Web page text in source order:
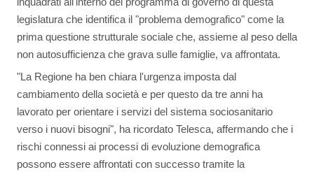
legislatura che identifica il "problema demografico" come la
prima questione strutturale sociale che, assieme al peso della
non autosufficienza che grava sulle famiglie, va affrontata.
"La Regione ha ben chiara l'urgenza imposta dal
cambiamento della società e per questo da tre anni ha
lavorato per orientare i servizi del sistema sociosanitario
verso i nuovi bisogni", ha ricordato Telesca, affermando che i
rischi connessi ai processi di evoluzione demografica
possono essere affrontati con successo tramite la